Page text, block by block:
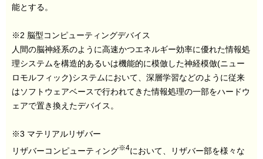
能とする。
※2 脳型コンピューティングデバイス
人間の脳神経系のように高速かつエネルギー効率に優れた情報処
理システムを構造的あるいは機能的に模倣した神経模倣(ニュー
ロモルフィック)システムにおいて、深層学習などのように従来
はソフトウェアベースで行われてきた情報処理の一部をハードウ
ェアで置き換えたデバイス。
※3 マテリアルリザバー
リザバーコンピューティング※4において、リザバー部を様々な